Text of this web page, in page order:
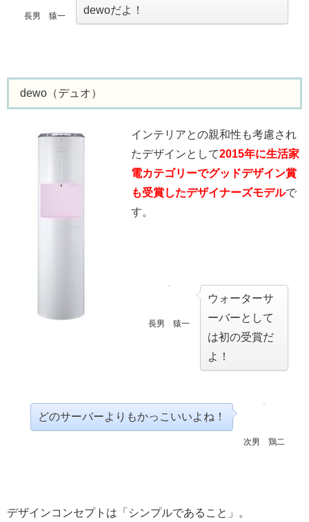
長男 猿一
dewoだよ！
dewo（デュオ）
インテリアとの親和性も考慮され
たデザインとして2015年に生活家
電カテゴリーでグッドデザイン賞
も受賞したデザイナーズモデルで
す。
長男 猿一
ウォーターサ
ーバーとして
は初の受賞だ
よ！
次男 鶏二
どのサーバーよりもかっこいいよね！
デザインコンセプトは「シンプルであること」。